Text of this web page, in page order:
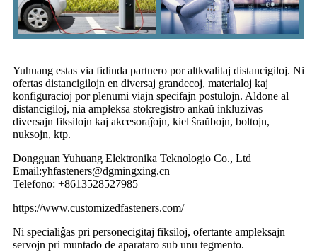
Yuhuang estas via fidinda partnero por altkvalitaj distancigiloj. Ni
ofertas distancigilojn en diversaj grandecoj, materialoj kaj
konfiguracioj por plenumi viajn specifajn postulojn. Aldone al
distancigiloj, nia ampleksa stokregistro ankaŭ inkluzivas
diversajn fiksilojn kaj akcesoraĵojn, kiel ŝraŭbojn, boltojn,
nuksojn, ktp.
Dongguan Yuhuang Elektronika Teknologio Co., Ltd
Email:yhfasteners@dgmingxing.cn
Telefono: +8613528527985
https://www.customizedfasteners.com/
Ni specialiĝas pri personecigitaj fiksiloj, ofertante ampleksajn
servojn pri muntado de aparataro sub unu tegmento.